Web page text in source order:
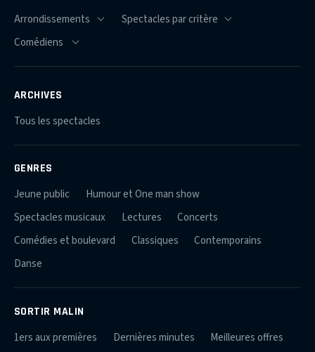
ARCHIVES
Tous les spectacles
GENRES
Jeune public
Humour et One man show
Spectacles musicaux
Lectures
Concerts
Comédies et boulevard
Classiques
Contemporains
Danse
SORTIR MALIN
1ers aux premières Dernières minutes
Meilleures offres